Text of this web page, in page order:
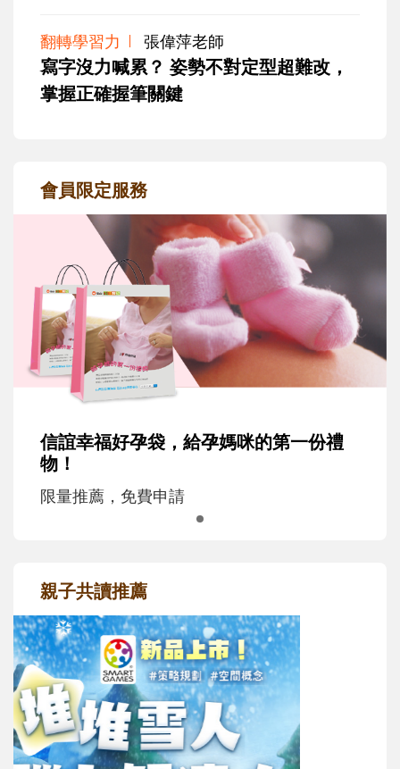
翻轉學習力 張偉萍老師
寫字沒力喊累？ 姿勢不對定型超難改，
掌握正確握筆關鍵
會員限定服務
信誼幸福好孕袋，給孕媽咪的第一份禮
物！
限量推薦，免費申請
親子共讀推薦
最新活動